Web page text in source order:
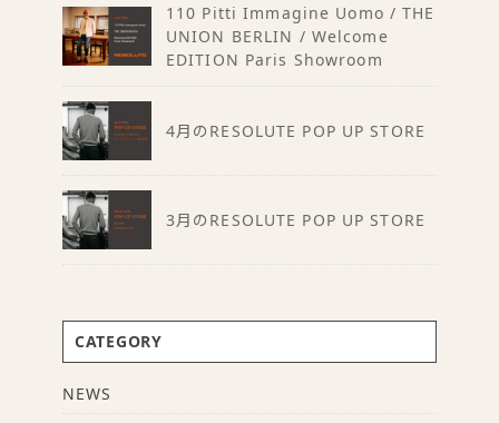
110 Pitti Immagine Uomo / THE
UNION BERLIN / Welcome
EDITION Paris Showroom
4月のRESOLUTE POP UP STORE
3月のRESOLUTE POP UP STORE
CATEGORY
NEWS